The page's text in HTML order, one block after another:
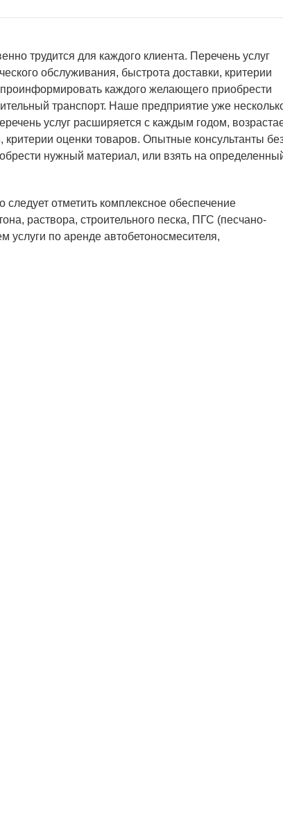
трудится для каждого клиента. Перечень услуг
обслуживания, быстрота доставки, критерии
каждого желающего приобрести
транспорт. Наше предприятие уже
услуг расширяется с каждым годом,
критерии оценки товаров. Опытные консультанты
нужный материал, или взять на
отметить комплексное обеспечение
раствора, строительного песка, ПГС (песчано-
услуги по аренде автобетоносмесителя,